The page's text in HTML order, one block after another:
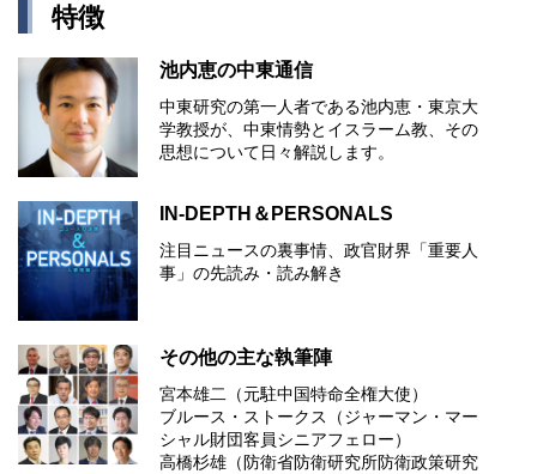
特徴
池内恵の中東通信
中東研究の第⼀⼈者である池内恵・東京⼤
学教授が、中東情勢とイスラーム教、その
思想について⽇々解説します。
IN-DEPTH＆PERSONALS
注目ニュースの裏事情、政官財界「重要人
事」の先読み・読み解き
その他の主な執筆陣
宮本雄二（元駐中国特命全権大使）
ブルース・ストークス（ジャーマン・マー
シャル財団客員シニアフェロー）
高橋杉雄（防衛省防衛研究所防衛政策研究